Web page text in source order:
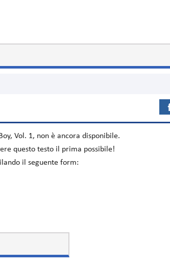
Vol. 1, non è ancora disponibile.
questo testo il prima possibile!
il seguente form: